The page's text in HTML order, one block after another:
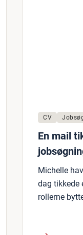
CV
En mail
Michelle
dag tikkede
rollerne